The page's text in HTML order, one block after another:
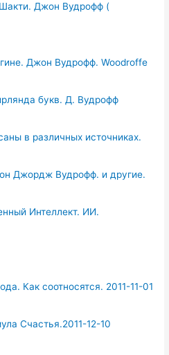
Джон Вудрофф (
Джон Вудрофф. Woodroffe
букв. Д. Вудрофф
в различных источниках.
Джордж Вудрофф. и другие.
Интеллект. ИИ.
Как соотносятся. 2011-11-01
Счастья.2011-12-10